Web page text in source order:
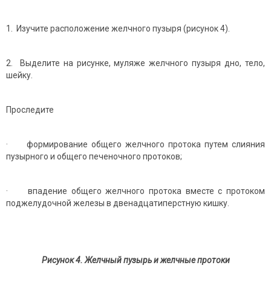
1. Изучите расположение желчного пузыря (рисунок 4).
2. Выделите на рисунке, муляже желчного пузыря дно, тело,
шейку.
Проследите
· формирование общего желчного протока путем слияния
пузырного и общего печеночного протоков;
· впадение общего желчного протока вместе с протоком
поджелудочной железы в двенадцатиперстную кишку.
Рисунок 4. Желчный пузырь и желчные протоки